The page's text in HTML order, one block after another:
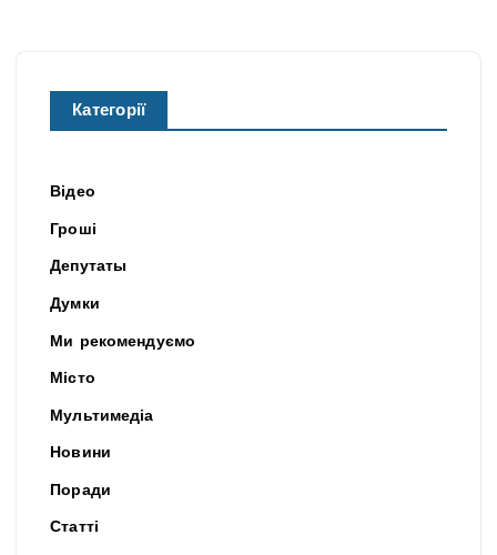
Категорії
Відео
Гроші
Депутаты
Думки
Ми рекомендуємо
Місто
Мультимедіа
Новини
Поради
Статті